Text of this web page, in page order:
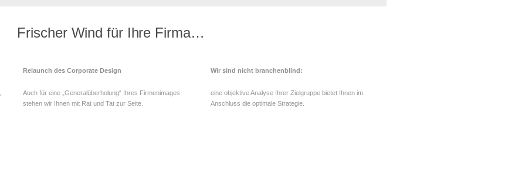
Frischer Wind für Ihre Firma…
Relaunch des Corporate Design
Auch für eine „Generalüberholung“ Ihres Firmenimages
stehen wir Ihnen mit Rat und Tat zur Seite.
Wir sind nicht branchenblind:
eine objektive Analyse Ihrer Zielgruppe bietet Ihnen im
Anschluss die optimale Strategie.